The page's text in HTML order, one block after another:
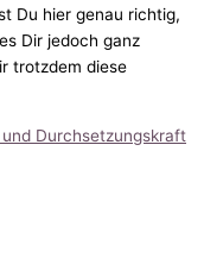
Du hier genau richtig,
Dir jedoch ganz
trotzdem diese
Durchsetzungskraft